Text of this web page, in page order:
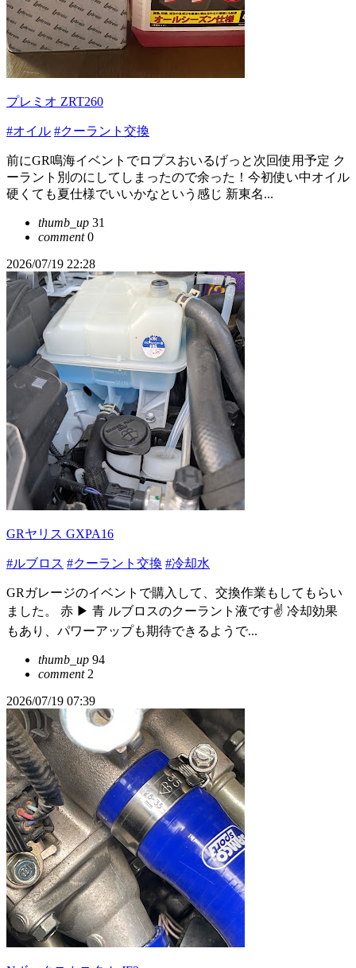
プレミオ ZRT260
#オイル #クーラント交換
前にGR鳴海イベントでロプスおいるげっと次回使用予定 ク
ーラント別のにしてしまったので余った！今初使い中オイル
硬くても夏仕様でいいかなという感じ 新東名...
thumb_up 31
comment0
2026/07/19 22:28
GRヤリス GXPA16
#ルブロス #クーラント交換 #冷却水
GRガレージのイベントで購入して、交換作業もしてもらい
ました。 赤 ▶ 青 ルブロスのクーラント液です✌️ 冷却効果
もあり、パワーアップも期待できるようで...
thumb_up 94
comment2
2026/07/19 07:39